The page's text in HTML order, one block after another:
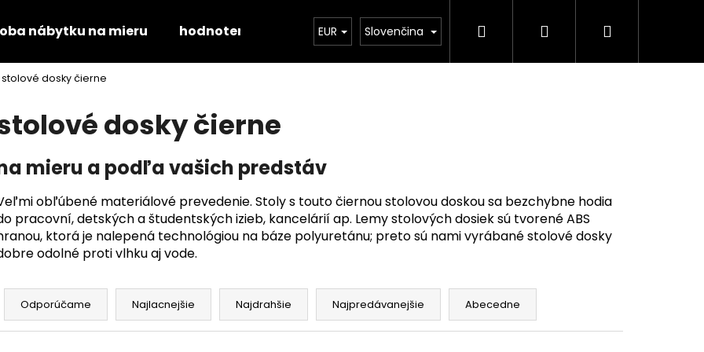
nábytku na mieru hodnotenie obchodu kontakt
EUR Slovenčina Hľadať PrihlásenieNákupný
stolové dosky čierne
dosky čierne
mieru a podľa vašich predstáv
obľúbené materiálové prevedenie. Stoly s touto čiernou stolovou doskou sa bezchybne hodia
pracovní, detských a študentských izieb, kancelárií ap. Lemy stolových dosiek sú tvorené ABS
ktorá je nalepená technológiou na báze polyuretánu; preto sú nami vyrábané stolové dosky
odolné proti vlhku aj vode.
R
Odporúčame Najlacnejšie Najdrahšie Najpredávanejšie Abecedne
Čo potrebujete nájsť?
Odporúčame